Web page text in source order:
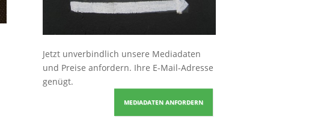
Jetzt unverbindlich unsere Mediadaten
und Preise anfordern. Ihre E-Mail-Adresse
genügt.
MEDIADATEN ANFORDERN